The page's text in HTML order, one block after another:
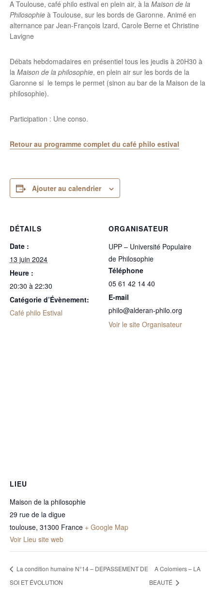
A Toulouse, café philo estival en plein air, à la Maison de la
Philosophie à Toulouse, sur les bords de Garonne. Animé en
alternance par Jean-François Izard, Carole Berne et Christine
Lavigne
Débats hebdomadaires en présentiel tous les jeudis à 20H30 à
la Maison de la philosophie, en plein air sur les bords de la
Garonne si le temps le permet (sinon au bar de la Maison de la
philosophie).
Participation : Une conso.
Retour au programme complet du café philo estival
Ajouter au calendrier
DÉTAILS
Date :
13 juin 2024
Heure :
20:30 à 22:30
Catégorie d’Évènement:
Café philo Estival
ORGANISATEUR
UPP – Université Populaire
de Philosophie
Téléphone
05 61 42 14 40
E-mail
philo@alderan-philo.org
Voir le site Organisateur
LIEU
Maison de la philosophie
29 rue de la digue
toulouse, 31300 France + Google Map
Voir Lieu site web
La condition humaine N°14 – DEPASSEMENT DE
SOI ET ÉVOLUTION
A Colomiers – LA
BEAUTÉ